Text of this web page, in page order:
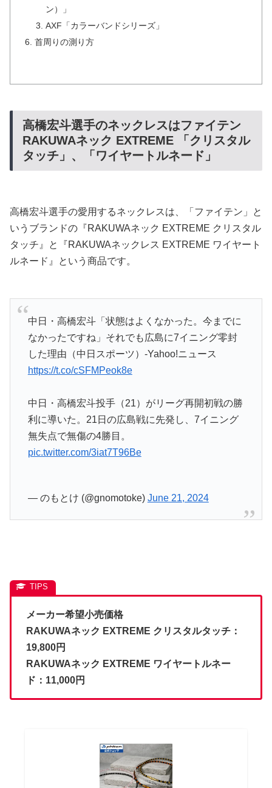
ン）」
AXF「カラーバンドシリーズ」
首周りの測り方
高橋宏斗選手のネックレスはファイテン
RAKUWAネック EXTREME 「クリスタル
タッチ」、「ワイヤートルネード」
高橋宏斗選手の愛用するネックレスは、「ファイテン」と
いうブランドの『RAKUWAネック EXTREME クリスタル
タッチ』と『RAKUWAネックレス EXTREME ワイヤート
ルネード』という商品です。
中日・高橋宏斗「状態はよくなかった。今までに
なかったですね」それでも広島に7イニング零封
した理由（中日スポーツ）-Yahoo!ニュース
https://t.co/cSFMPeok8e
中日・高橋宏斗投手（21）がリーグ再開初戦の勝
利に導いた。21日の広島戦に先発し、7イニング
無失点で無傷の4勝目。
pic.twitter.com/3iat7T96Be
— のもとけ (@gnomotoke) June 21, 2024
メーカー希望小売価格
RAKUWAネック EXTREME クリスタルタッチ：
19,800円
RAKUWAネック EXTREME ワイヤートルネー
ド：11,000円